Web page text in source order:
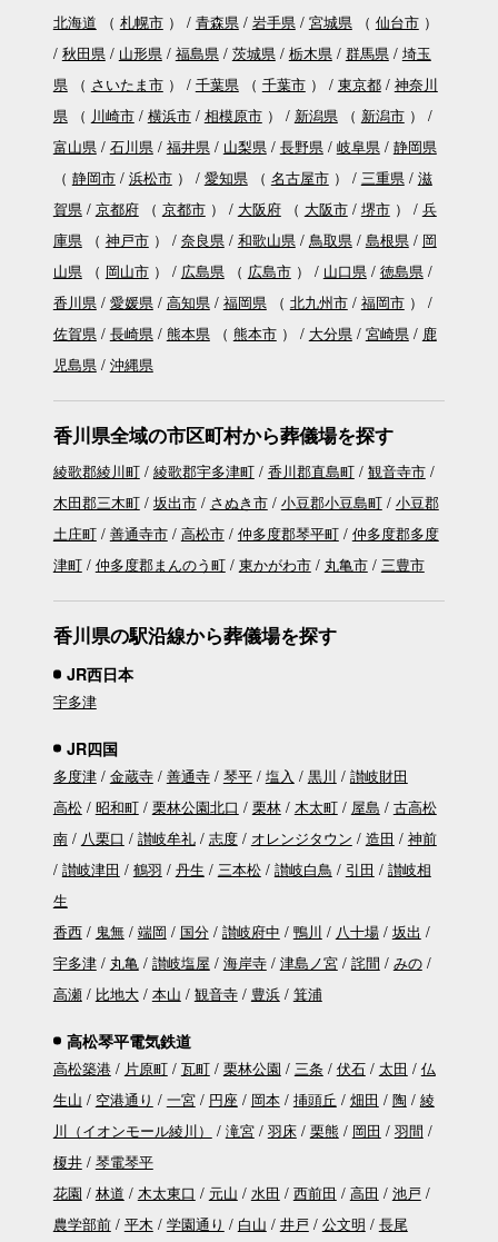
北海道 （ 札幌市） 青森県 岩手県 宮城県（ 仙台市）
秋田県
山形県 福島県 茨城県 栃木県 群馬県
埼玉
県（ さいたま市） 千葉県（ 千葉市） 東京都
神奈川
県（ 川崎市 横浜市 相模原市） 新潟県（ 新潟市）
富山県
石川県 福井県 山梨県 長野県 岐阜県
静岡県
（ 静岡市 浜松市） 愛知県（ 名古屋市） 三重県
滋
賀県
京都府（ 京都市） 大阪府（ 大阪市 堺市）
兵
庫県（ 神戸市） 奈良県 和歌山県 鳥取県 島根県
岡
山県（ 岡山市） 広島県（ 広島市） 山口県
徳島県
香川県
愛媛県 高知県 福岡県（ 北九州市 福岡市）
佐賀県
長崎県 熊本県（ 熊本市） 大分県 宮崎県
鹿
児島県
沖縄県
香川県全域の市区町村から葬儀場を探す
綾歌郡綾川町 綾歌郡宇多津町 香川郡直島町
観音寺市
木田郡三木町
坂出市 さぬき市 小豆郡小豆島町
小豆郡
土庄町
善通寺市 高松市 仲多度郡琴平町
仲多度郡多度
津町
仲多度郡まんのう町 東かがわ市 丸亀市 三豊市
香川県の駅沿線から葬儀場を探す
JR西日本
宇多津
JR四国
多度津 金蔵寺 善通寺 琴平 塩入 黒川
讃岐財田
高松
昭和町 栗林公園北口 栗林 木太町 屋島
古高松
南
八栗口 讃岐牟礼 志度 オレンジタウン 造田
神前
讃岐津田
鶴羽 丹生 三本松 讃岐白鳥 引田
讃岐相
生
香西
鬼無 端岡 国分 讃岐府中 鴨川 八十場
坂出
宇多津
丸亀 讃岐塩屋 海岸寺 津島ノ宮 詫間
みの
高瀬
比地大 本山 観音寺 豊浜 箕浦
高松琴平電気鉄道
高松築港 片原町 瓦町 栗林公園 三条 伏石 太田
仏
生山
空港通り 一宮 円座 岡本 挿頭丘 畑田 陶
綾
川（イオンモール綾川）
滝宮 羽床 栗熊 岡田
羽間
榎井
琴電琴平
花園
林道 木太東口 元山 水田 西前田 高田
池戸
農学部前
平木 学園通り 白山 井戸 公文明
長尾